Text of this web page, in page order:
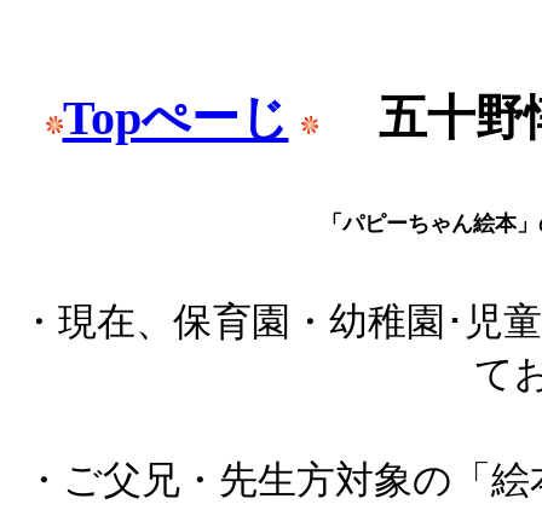
Topぺーじ 五十野
「パピーちゃん絵本
・現在、保育園・幼稚園･
て
・ご父兄・先生方対象の「